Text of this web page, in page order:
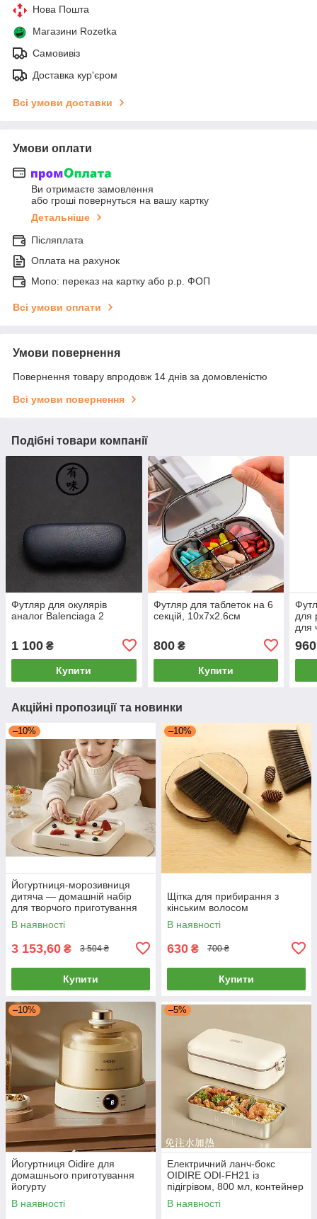
Нова Пошта
Магазини Rozetka
Самовивіз
Доставка кур'єром
Всі умови доставки
Умови оплати
Ви отримаєте замовлення
або гроші повернуться на вашу картку
Детальніше
Післяплата
Оплата на рахунок
Mono: переказ на картку або р.р. ФОП
Всі умови оплати
Умови повернення
Повернення товару впродовж 14 днів за домовленістю
Всі умови повернення
Подібні товари компанії
Футляр для окулярів
аналог Balenciaga 2
1 100 ₴
Купити
Футляр для таблеток на 6
секцій, 10х7х2.6см
800₴
Купити
для
для
960
Акційні пропозиції та новинки
–10%
Йогуртниця-морозивниця
дитяча — домашній набір
для творчого приготування
морозива та смаженого
йогурту без електрики, Oidire
В наявності
3 153,60 ₴ 3 504 ₴
Купити
–10%
Щітка для прибирання з
кінським волосом
В наявності
630 ₴ 700 ₴
Купити
–10%
Йогуртниця Oidire для
домашнього приготування
йогурту
В наявності
–5%
Електричний ланч-бокс
OIDIRE ODI-FH21 із
підігрівом, 800 мл, контейнер
із нержавіючої сталі, 45 Вт
В наявності